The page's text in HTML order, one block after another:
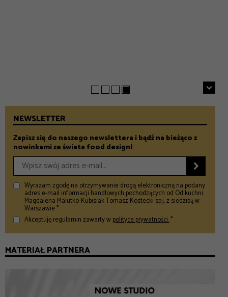
NEWSLETTER
Zapisz się do naszego newslettera i bądź na bieżąco z
nowinkami ze świata food design!

Wyrażam zgodę na otrzymywanie drogą elektroniczną na podany
adres e-mail informacji handlowych pochodzących od Od kuchni
Magdalena Malutko-Kubisiak Tomasz Kostecki sp.j. z siedzibą w
Warszawie *
Akceptuję regulamin zawarty wpolityce prywatności.*
MATERIAŁ PARTNERA